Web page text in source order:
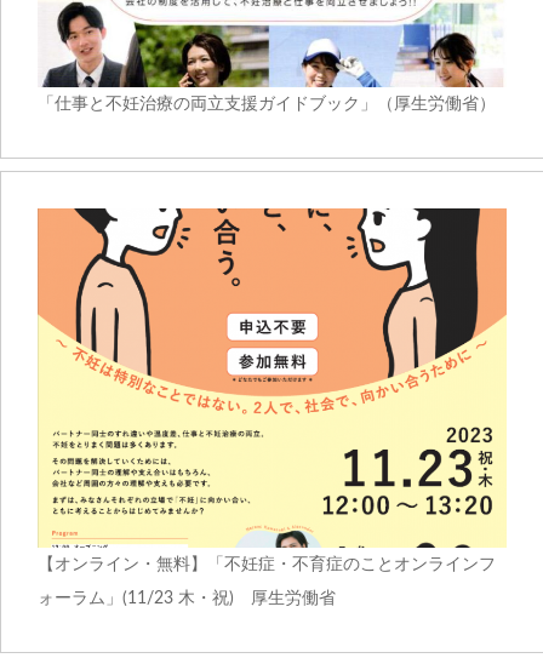
「仕事と不妊治療の両立支援ガイドブック」（厚生労働省）
【オンライン・無料】「不妊症・不育症のことオンラインフ
ォーラム」(11/23 木・祝) 厚生労働省